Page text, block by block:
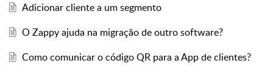
Adicionar cliente a um segmento
O Zappy ajuda na migração de outro software?
Como comunicar o código QR para a App de clientes?